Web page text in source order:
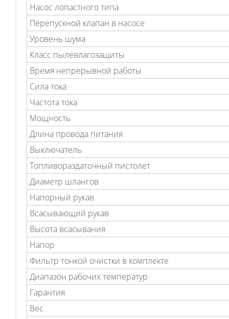
Насос лопастного типа
Перепускной клапан в насосе
Уровень шума
Класс пылевлагозащиты
Время непрерывной работы
Сила тока
Частота тока
Мощность
Длина провода питания
Выключатель
Топливораздаточный пистолет
Диаметр шлангов
Напорный рукав
Всасывающий рукав
Высота всасывания
Напор
Фильтр тонкой очистки в комплекте
Диапазон рабочих температур
Гарантия
Вес